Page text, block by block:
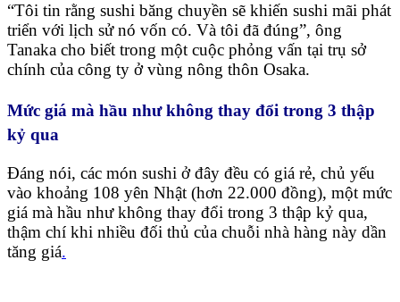
“Tôi tin rằng sushi băng chuyền sẽ khiến sushi mãi phát
triển với lịch sử nó vốn có. Và tôi đã đúng”, ông
Tanaka cho biết trong một cuộc phỏng vấn tại trụ sở
chính của công ty ở vùng nông thôn Osaka.
Mức giá mà hầu như không thay đổi trong 3 thập
kỷ qua
Đáng nói, các món sushi ở đây đều có giá rẻ, chủ yếu
vào khoảng 108 yên Nhật (hơn 22.000 đồng), một mức
giá mà hầu như không thay đổi trong 3 thập kỷ qua,
thậm chí khi nhiều đối thủ của chuỗi nhà hàng này dần
tăng giá.